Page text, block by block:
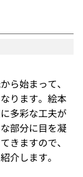
ら始まって、
ります。絵本
多彩な工夫が
部分に目を凝
きますので、
介します。